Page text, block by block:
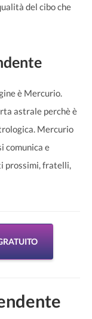
del cibo che
è Mercurio.
astrale perchè è
Mercurio
comunica e
prossimi, fratelli,